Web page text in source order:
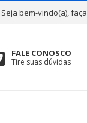
Seja bem-vindo(a),
FALE CONOSCO
Tire suas dúvidas